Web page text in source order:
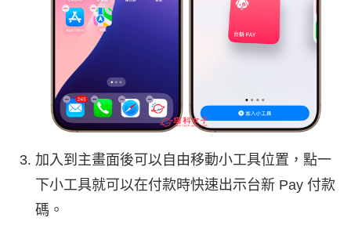
加入到主畫面後可以自由移動小工具位置，點一
下小工具就可以在付款時快速出示台新 Pay 付款
碼。